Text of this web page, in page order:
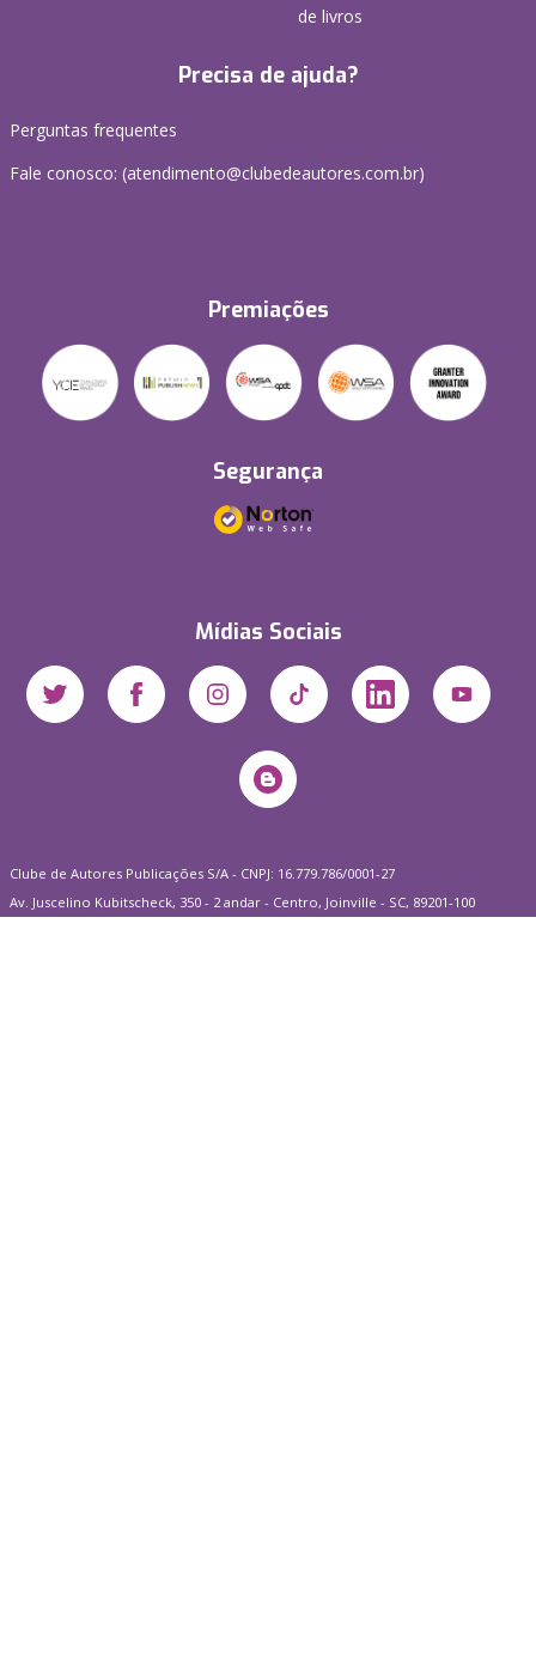
de livros
Precisa de ajuda?
Perguntas frequentes
Fale conosco: (atendimento@clubedeautores.com.br)
Premiações
Segurança
Mídias Sociais
Clube de Autores Publicações S/A - CNPJ: 16.779.786/0001-27
Av. Juscelino Kubitscheck, 350 - 2 andar - Centro, Joinville - SC, 89201-100